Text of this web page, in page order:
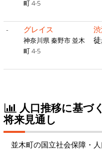
町 4-5
- グレイス
神奈川県 秦野市 並木
町 4-5
人口推移に基づ
将来見通し
並木町の国立社会保障・